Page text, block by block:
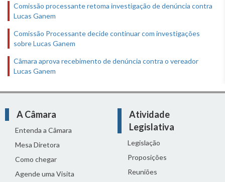
Comissão processante retoma investigação de denúncia contra
Lucas Ganem
Comissão Processante decide continuar com investigações
sobre Lucas Ganem
Câmara aprova recebimento de denúncia contra o vereador
Lucas Ganem
A Câmara
Entenda a Câmara
Mesa Diretora
Como chegar
Agende uma Visita
Atividade
Legislativa
Legislação
Proposições
Reuniões